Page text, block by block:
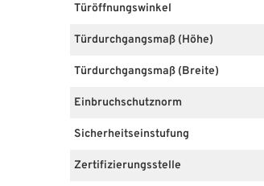
Türöffnungswinkel
Türdurchgangsmaß (Höhe)
Türdurchgangsmaß (Breite)
Einbruchschutznorm
Sicherheitseinstufung
Zertifizierungsstelle